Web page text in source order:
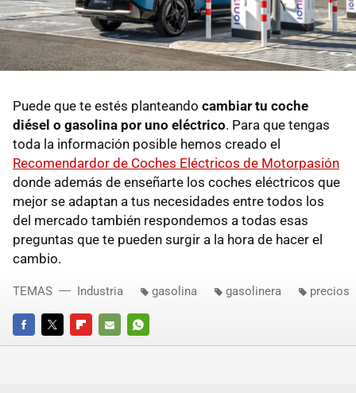
Puede que te estés planteando cambiar tu coche
diésel o gasolina por uno eléctrico. Para que tengas
toda la información posible hemos creado el
Recomendardor de Coches Eléctricos de Motorpasión
donde además de enseñarte los coches eléctricos que
mejor se adaptan a tus necesidades entre todos los
del mercado también respondemos a todas esas
preguntas que te pueden surgir a la hora de hacer el
cambio.
FACEBOOKTWITTERFLIPBOARD
E-
WHATSAPP
TEMAS Industria gasolina gasolinera precios